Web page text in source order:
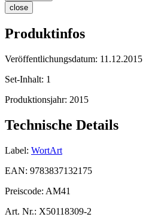
close
Produktinfos
Veröffentlichungsdatum: 11.12.2015
Set-Inhalt: 1
Produktionsjahr: 2015
Technische Details
Label: WortArt
EAN: 9783837132175
Preiscode: AM41
Art. Nr.: X50118309-2